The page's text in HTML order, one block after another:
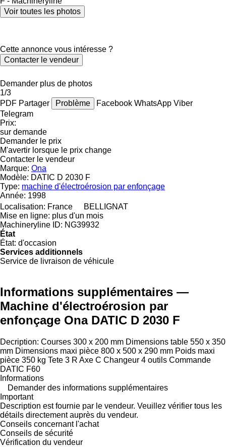
Voir toutes les photos
Cette annonce vous intéresse ?
Contacter le vendeur
Demander plus de photos
1/3
PDF Partager Problème Facebook WhatsApp Viber
Telegram
Prix:
sur demande
Demander le prix
M'avertir lorsque le prix change
Contacter le vendeur
Marque: Ona
Modèle: DATIC D 2030 F
Type: machine d'électroérosion par enfonçage
Année: 1998
Localisation: France
BELLIGNAT
Mise en ligne: plus d'un mois
Machineryline ID: NG39932
État
État: d'occasion
Services additionnels
Service de livraison de véhicule
Informations supplémentaires —
Machine d'électroérosion par
enfonçage Ona DATIC D 2030 F
Decription: Courses 300 x 200 mm Dimensions table 550 x 350
mm Dimensions maxi pièce 800 x 500 x 290 mm Poids maxi
pièce 350 kg Tete 3 R Axe C Changeur 4 outils Commande
DATIC F60
Informations
Demander des informations supplémentaires
Important
Description est fournie par le vendeur. Veuillez vérifier tous les
détails directement auprès du vendeur.
Conseils concernant l'achat
Conseils de sécurité
Vérification du vendeur